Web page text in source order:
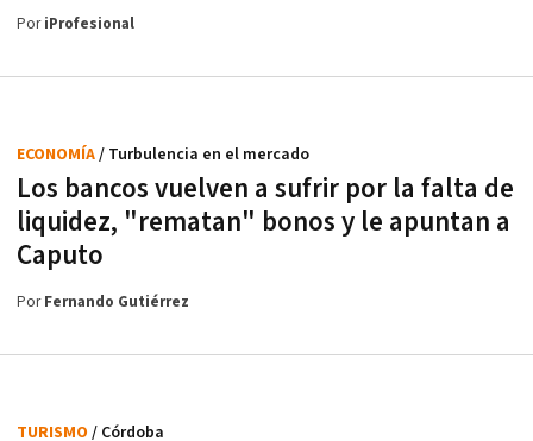
PoriProfesional
Los bancos vuelven a sufrir por la falta de
liquidez, "rematan" bonos y le apuntan a
Caputo
ECONOMÍA/ Turbulencia en el mercado
PorFernando Gutiérrez
TURISMO / Córdoba